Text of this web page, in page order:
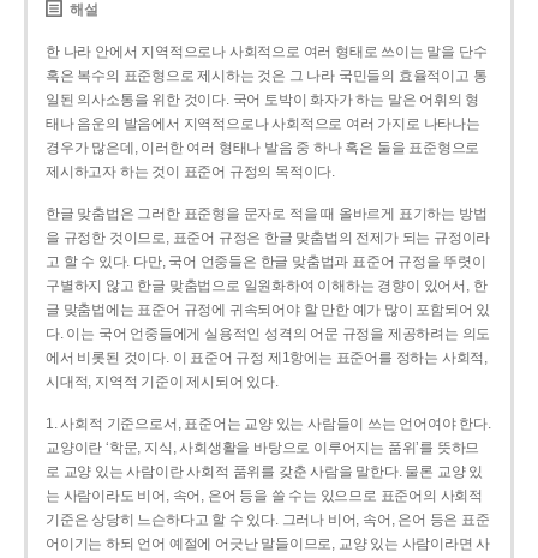
해설
한 나라 안에서 지역적으로나 사회적으로 여러 형태로 쓰이는 말을 단수
혹은 복수의 표준형으로 제시하는 것은 그 나라 국민들의 효율적이고 통
일된 의사소통을 위한 것이다. 국어 토박이 화자가 하는 말은 어휘의 형
태나 음운의 발음에서 지역적으로나 사회적으로 여러 가지로 나타나는
경우가 많은데, 이러한 여러 형태나 발음 중 하나 혹은 둘을 표준형으로
제시하고자 하는 것이 표준어 규정의 목적이다.
한글 맞춤법은 그러한 표준형을 문자로 적을 때 올바르게 표기하는 방법
을 규정한 것이므로, 표준어 규정은 한글 맞춤법의 전제가 되는 규정이라
고 할 수 있다. 다만, 국어 언중들은 한글 맞춤법과 표준어 규정을 뚜렷이
구별하지 않고 한글 맞춤법으로 일원화하여 이해하는 경향이 있어서, 한
글 맞춤법에는 표준어 규정에 귀속되어야 할 만한 예가 많이 포함되어 있
다. 이는 국어 언중들에게 실용적인 성격의 어문 규정을 제공하려는 의도
에서 비롯된 것이다. 이 표준어 규정 제1항에는 표준어를 정하는 사회적,
시대적, 지역적 기준이 제시되어 있다.
1. 사회적 기준으로서, 표준어는 교양 있는 사람들이 쓰는 언어여야 한다.
교양이란 ‘학문, 지식, 사회생활을 바탕으로 이루어지는 품위’를 뜻하므
로 교양 있는 사람이란 사회적 품위를 갖춘 사람을 말한다. 물론 교양 있
는 사람이라도 비어, 속어, 은어 등을 쓸 수는 있으므로 표준어의 사회적
기준은 상당히 느슨하다고 할 수 있다. 그러나 비어, 속어, 은어 등은 표준
어이기는 하되 언어 예절에 어긋난 말들이므로, 교양 있는 사람이라면 사